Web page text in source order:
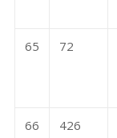
65 72
66 426